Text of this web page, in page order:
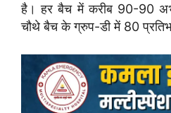
है।हरबैचमेंकरीब 90-90
चौथेबैचकेग्रुप-डीमें 80